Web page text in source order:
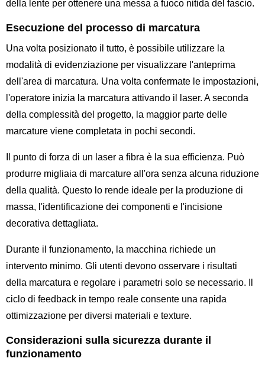
della lente per ottenere una messa a fuoco nitida del fascio.
Esecuzione del processo di marcatura
Una volta posizionato il tutto, è possibile utilizzare la
modalità di evidenziazione per visualizzare l'anteprima
dell'area di marcatura. Una volta confermate le impostazioni,
l'operatore inizia la marcatura attivando il laser. A seconda
della complessità del progetto, la maggior parte delle
marcature viene completata in pochi secondi.
Il punto di forza di un laser a fibra è la sua efficienza. Può
produrre migliaia di marcature all'ora senza alcuna riduzione
della qualità. Questo lo rende ideale per la produzione di
massa, l'identificazione dei componenti e l'incisione
decorativa dettagliata.
Durante il funzionamento, la macchina richiede un
intervento minimo. Gli utenti devono osservare i risultati
della marcatura e regolare i parametri solo se necessario. Il
ciclo di feedback in tempo reale consente una rapida
ottimizzazione per diversi materiali e texture.
Considerazioni sulla sicurezza durante il
funzionamento